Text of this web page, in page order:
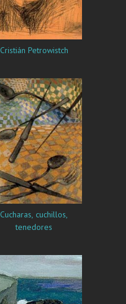
Cristián Petrowistch
Cucharas, cuchillos,
tenedores